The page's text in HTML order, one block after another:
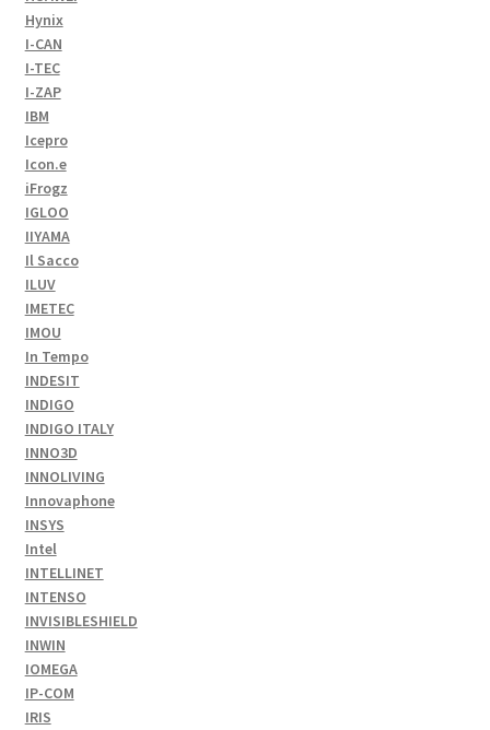
Hynix
I-CAN
I-TEC
I-ZAP
IBM
Icepro
Icon.e
iFrogz
IGLOO
IIYAMA
Il Sacco
ILUV
IMETEC
IMOU
In Tempo
INDESIT
INDIGO
INDIGO ITALY
INNO3D
INNOLIVING
Innovaphone
INSYS
Intel
INTELLINET
INTENSO
INVISIBLESHIELD
INWIN
IOMEGA
IP-COM
IRIS